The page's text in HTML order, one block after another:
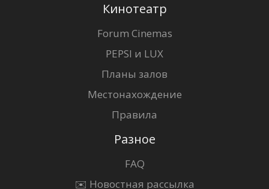
Кинотеатр
Forum Cinemas
PEPSI и LUX
Планы залов
Местонахождение
Правила
Разное
FAQ
✉️ Новостная рассылка